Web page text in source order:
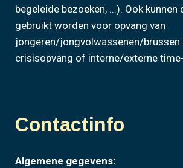
begeleide bezoeken, ...). Ook kunnen
gebruikt worden voor opvang van
jongeren/jongvolwassenen/brussen
crisisopvang of interne/externe
Contactinfo
Algemene gegevens: